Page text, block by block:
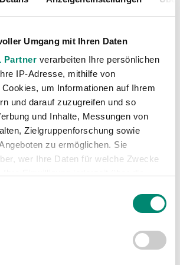
Umgang mit Ihren Daten
Partner verarbeiten Ihre persönlichen
IP-Adresse, mithilfe von
Cookies, um Informationen auf Ihrem
und darauf zuzugreifen und so
und Inhalte, Messungen von
Zielgruppenforschung sowie
zu ermöglichen. Sie
wer Ihre Daten für welche Zwecke
oder widerrufen
darüber, wie Ihre persönlichen Daten
und legen Sie Ihre Präferenzen im
Kienast (2)
meisten Vorlagen
Pürcher (1)
Schildenfeld (1)
Hölzl (1)
Szabics (1)
Haas (1)
Schildenfeld (67)